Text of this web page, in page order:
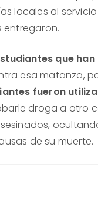
locales al
entregaron.
que
esa matanza,
fueron
droga a otro
de su muerte.